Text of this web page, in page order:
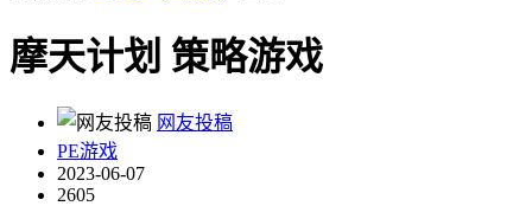
摩天计划 策略游戏
网友投稿
PE游戏
2023-06-07
2605